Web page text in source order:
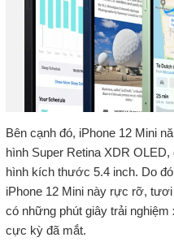
Bên cạnh đó, iPhone 12 Mini
hình Super Retina XDR
hình kích thước 5.4 inch. Do
iPhone 12 Mini này rực rỡ,
có những phút giây trải
cực kỳ đã mắt.